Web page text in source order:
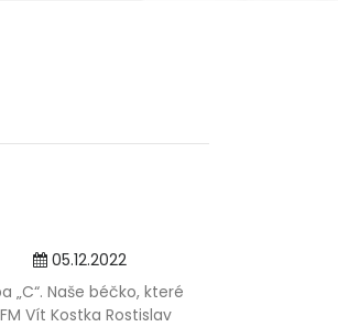
05.12.2022
Naše béčko, které
Vít Kostka Rostislav